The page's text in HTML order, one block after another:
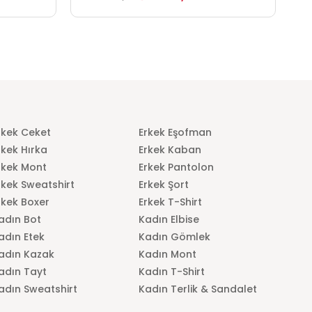
Ceket
Erkek Eşofman
Hırka
Erkek Kaban
Mont
Erkek Pantolon
Sweatshirt
Erkek Şort
Boxer
Erkek T-Shirt
Bot
Kadın Elbise
Etek
Kadın Gömlek
Kazak
Kadın Mont
Tayt
Kadın T-Shirt
Sweatshirt
Kadın Terlik & Sandalet